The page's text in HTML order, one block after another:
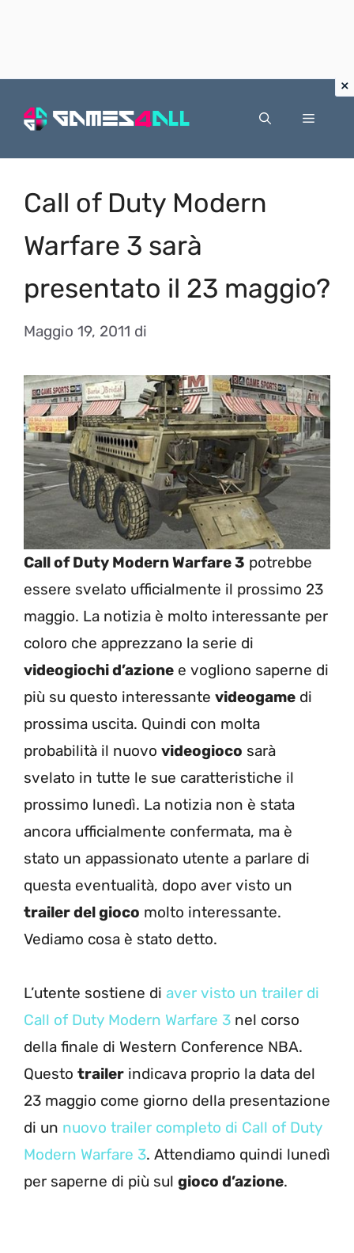
Menu
Call of Duty Modern
Warfare 3 sarà
presentato il 23 maggio?
Maggio 19, 2011 di
Call of Duty Modern Warfare 3 potrebbe
essere svelato ufficialmente il prossimo 23
maggio. La notizia è molto interessante per
coloro che apprezzano la serie di
videogiochi d’azione e vogliono saperne di
più su questo interessante videogame di
prossima uscita. Quindi con molta
probabilità il nuovo videogioco sarà
svelato in tutte le sue caratteristiche il
prossimo lunedì. La notizia non è stata
ancora ufficialmente confermata, ma è
stato un appassionato utente a parlare di
questa eventualità, dopo aver visto un
trailer del gioco molto interessante.
Vediamo cosa è stato detto.
L’utente sostiene di aver visto un trailer di
Call of Duty Modern Warfare 3 nel corso
della finale di Western Conference NBA.
Questo trailer indicava proprio la data del
23 maggio come giorno della presentazione
di un nuovo trailer completo di Call of Duty
Modern Warfare 3. Attendiamo quindi lunedì
per saperne di più sul gioco d’azione.